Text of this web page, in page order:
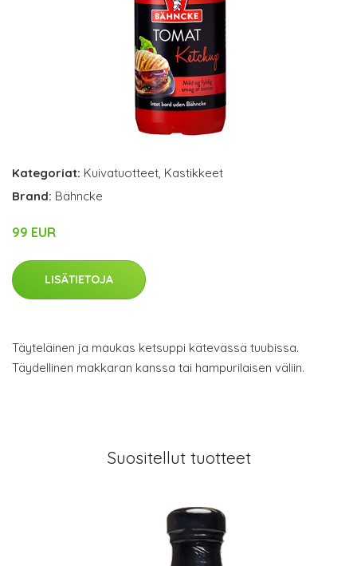
Kategoriat: Kuivatuotteet, Kastikkeet
Brand: Bähncke
99 EUR
LISÄTIETOJA
Täyteläinen ja maukas ketsuppi kätevässä tuubissa.
Täydellinen makkaran kanssa tai hampurilaisen väliin.
Suositellut tuotteet